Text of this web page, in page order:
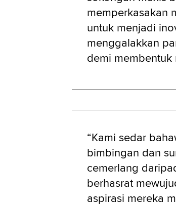
memperkasakan
untuk menjadi
menggalakkan
demi membentuk
“Kami sedar
bimbingan dan
cemerlang
berhasrat
aspirasi mereka